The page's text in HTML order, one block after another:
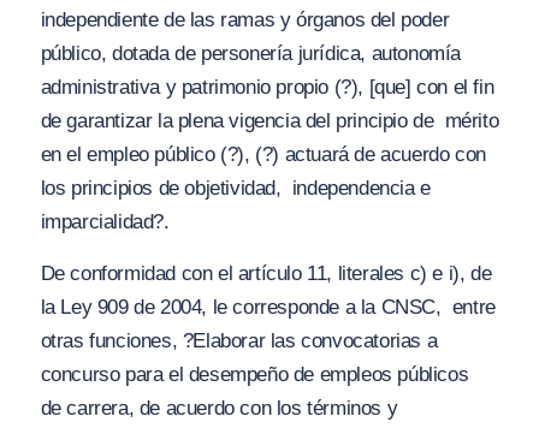
independiente de las ramas y órganos del poder
público, dotada de personería jurídica, autonomía
administrativa y patrimonio propio (?), [que]con el fin
de garantizar la plena vigencia del principio de mérito
en el empleo público (?), (?) actuará de acuerdo con
los principios de objetividad, independencia e
imparcialidad?.
De conformidad con el artículo 11, literales c) e i), de
la Ley 909 de 2004, le corresponde a la CNSC, entre
otras funciones, ?Elaborar las convocatorias a
concurso para el desempeño de empleos públicos
de carrera, de acuerdo con los términos y